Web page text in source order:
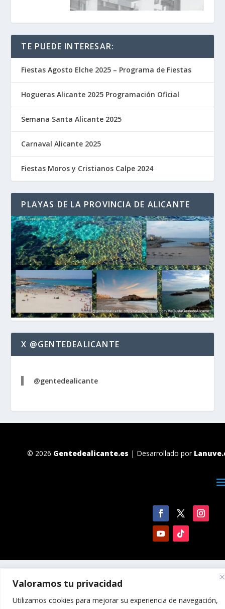
Valoramos tu privacidad
Utilizamos cookies para mejorar su experiencia de navegación,
TE PUEDE INTERESAR:
Fiestas Agosto Elche 2025 – Programa de Fiestas
Hogueras Alicante 2025 Programación Oficial
Semana Santa Alicante 2025
Carnaval Alicante 2025
Fiestas Moros y Cristianos Calpe 2024
PLAYAS DE LA PROVINCIA DE ALICANTE
X @GENTEDEALICANTE
@gentedealicante
© 2026 Gentedealicante.es | Desarrollado por